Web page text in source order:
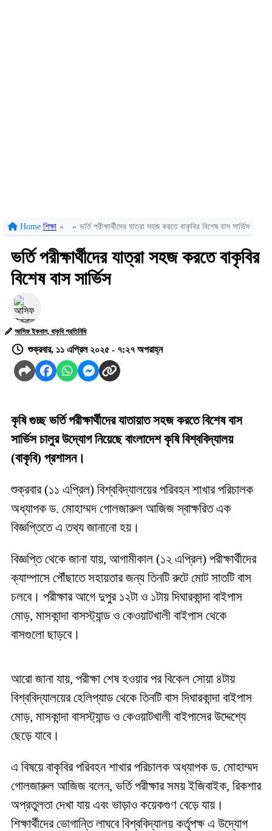
Home শিক্ষা » » ভর্তি পরীক্ষার্থীদের যাত্রা সহজ করতে বাকৃবির বিশেষ বাস সার্ভিস
ভর্তি পরীক্ষার্থীদের যাত্রা সহজ করতে বাকৃবির
বিশেষ বাস সার্ভিস
আসিফ ইকবাল, বাকৃবি প্রতিনিধি
শুক্রবার, ১১ এপ্রিল ২০২৫ - ৭:২৭ অপরাহ্ন
কৃষি গুচ্ছ ভর্তি পরীক্ষার্থীদের যাতায়াত সহজ করতে বিশেষ বাস
সার্ভিস চালুর উদ্যোগ নিয়েছে বাংলাদেশ কৃষি বিশ্ববিদ্যালয়
(বাকৃবি) প্রশাসন।
শুক্রবার (১১ এপ্রিল) বিশ্ববিদ্যালয়ের পরিবহন শাখার পরিচালক
অধ্যাপক ড. মোহাম্মদ গোলজারুল আজিজ স্বাক্ষরিত এক
বিজ্ঞপ্তিতে এ তথ্য জানানো হয়।
বিজ্ঞপ্তি থেকে জানা যায়, আগামীকাল (১২ এপ্রিল) পরীক্ষার্থীদের
ক্যাম্পাসে পৌঁছাতে সহায়তার জন্য তিনটি রুটে মোট সাতটি বাস
চলবে। পরীক্ষার আগে দুপুর ১২টা ও ১টায় দিঘারকান্দা বাইপাস
মোড়, মাসকান্দা বাসস্ট্যান্ড ও কেওয়াটখালী বাইপাস থেকে
বাসগুলো ছাড়বে।
আরো জানা যায়, পরীক্ষা শেষ হওয়ার পর বিকেল সোয়া ৪টায়
বিশ্ববিদ্যালয়ের হেলিপ্যাড থেকে তিনটি বাস দিঘারকান্দা বাইপাস
মোড়, মাসকান্দা বাসস্ট্যান্ড ও কেওয়াটখালী বাইপাসের উদ্দেশ্যে
ছেড়ে যাবে।
এ বিষয়ে বাকৃবির পরিবহন শাখার পরিচালক অধ্যাপক ড. মোহাম্মদ
গোলজারুল আজিজ বলেন, ভর্তি পরীক্ষার সময় ইজিবাইক, রিকশার
অপ্রতুলতা দেখা যায় এবং ভাড়াও কয়েকগুণ বেড়ে যায়।
শিক্ষার্থীদের ভোগান্তি লাঘবে বিশ্ববিদ্যালয় কর্তৃপক্ষ এ উদ্যোগ